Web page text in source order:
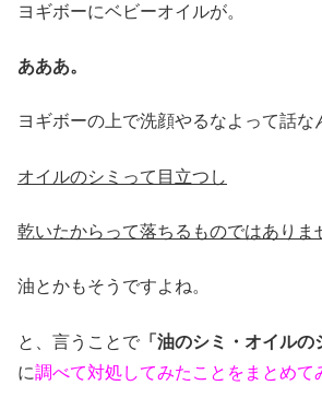
ヨギボーにベビーオイルが。
あああ。
ヨギボーの上で洗顔やるなよって話な
オイルのシミって目立つし
乾いたからって落ちるものではありま
油とかもそうですよね。
と、言うことで 「油のシミ・オイルの
に調べて対処してみたことをまとめて